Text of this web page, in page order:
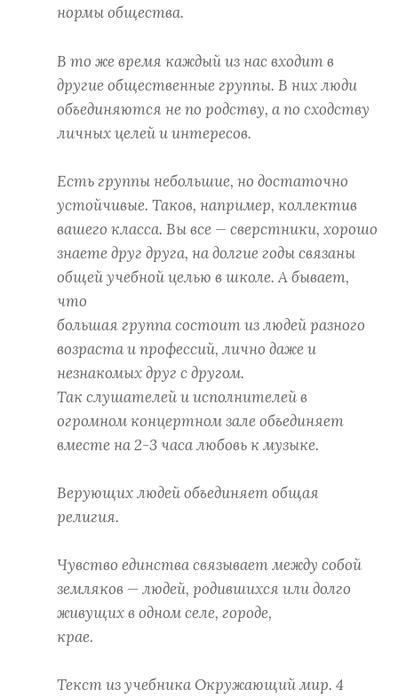
нормы общества.
В то же время каждый из нас входит в
другие общественные группы. В них люди
объединяются не по родству, а по сходству
личных целей и интересов.
Есть группы небольшие, но достаточно
устойчивые. Таков, например, коллектив
вашего класса. Вы все — сверстники, хорошо
знаете друг друга, на долгие годы связаны
общей учебной целью в школе. А бывает,
что
большая группа состоит из людей разного
возраста и профессий, лично даже и
незнакомых друг с другом.
Так слушателей и исполнителей в
огромном концертном зале объединяет
вместе на 2-3 часа любовь к музыке.
Верующих людей объединяет общая
религия.
Чувство единства связывает между собой
земляков — людей, родившихся или долго
живущих в одном селе, городе,
крае.
Текст из учебника Окружающий мир. 4